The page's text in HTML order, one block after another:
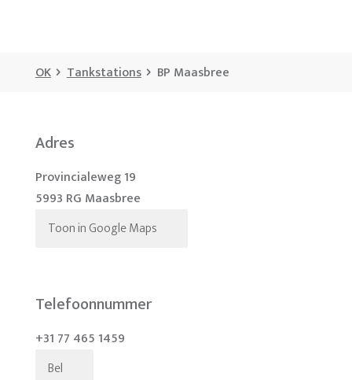
OK Tankstations BP Maasbree
Adres
Provincialeweg 19
5993 RG Maasbree
Toon in Google Maps
Telefoonnummer
+31 77 465 1459
Bel